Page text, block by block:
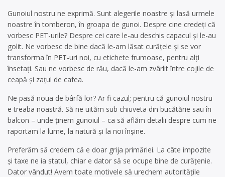
Gunoiul nostru ne exprimă. Sunt alegerile noastre și lasă urmele
noastre în tomberon, în groapa de gunoi. Despre cine credeți că
vorbesc PET-urile? Despre cei care le-au deschis capacul și le-au
golit. Ne vorbesc de bine dacă le-am lăsat curățele și se vor
transforma în PET-uri noi, cu etichete frumoase, pentru alți
însetați. Sau ne vorbesc de rău, dacă le-am zvârlit între cojile de
ceapă și zațul de cafea.
Ne pasă noua de bârfă lor? Ar fi cazul; pentru că gunoiul nostru
e treaba noastră. Să ne uităm sub chiuveta din bucătărie sau în
balcon – unde ținem gunoiul – ca să aflăm detalii despre cum ne
raportam la lume, la natură și la noi înșine.
Preferăm să credem că e doar grija primăriei. La câte impozite
și taxe ne ia statul, chiar e dator să se ocupe bine de curățenie.
Dator vândut! Avem toate motivele să urechem autoritățile